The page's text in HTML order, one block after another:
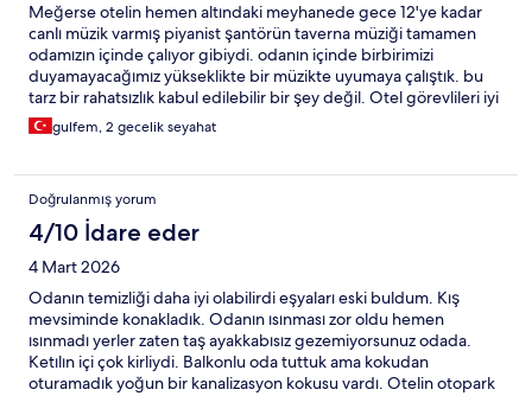
Meğerse otelin hemen altındaki meyhanede gece 12'ye kadar
canlı müzik varmış piyanist şantörün taverna müziği tamamen
odamızın içinde çalıyor gibiydi. odanın içinde birbirimizi
duyamayacağımız yükseklikte bir müzikte uyumaya çalıştık. bu
tarz bir rahatsızlık kabul edilebilir bir şey değil. Otel görevlileri iyi
niyetli yaklaşsalar bile ellerinden hiç bir şey gelmiyor. bu
kesinlikle otelin sayfasında ilk başta belirtilmesi gereken bir şey -
günlük tatiliniz. köpeğimizle son dakika yer bulmak/otel
değiştirme/ para iadesi mümkün olmadığı için kalmak zorunda
kaldık. ama burnumuzdan geldi. bu arada fotoğraflar da nasıl
çekilmişse - gerçeği fotoların kötü / ucuz bir kopyası gibiydi.
gulfem, 2 gecelik seyahat
Doğrulanmış yorum
4/10 İdare eder
4 Mart 2026
Odanın temizliği daha iyi olabilirdi eşyaları eski buldum. Kış
mevsiminde konakladık. Odanın ısınması zor oldu hemen
ısınmadı yerler zaten taş ayakkabısız gezemiyorsunuz odada.
Ketılın içi çok kirliydi. Balkonlu oda tuttuk ama kokudan
oturamadık yoğun bir kanalizasyon kokusu vardı. Otelin otopark